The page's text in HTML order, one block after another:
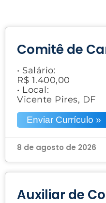
Comitê de
• Salário:
R$ 1.400,00
• Local:
Vicente Pires, DF
Enviar Currículo »
8 de agosto de 2026
Auxiliar de